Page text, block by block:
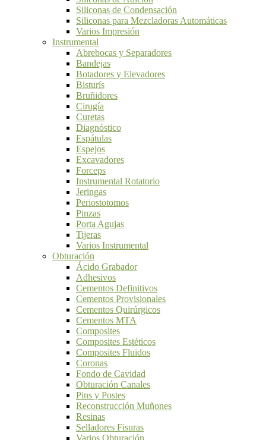
Siliconas de Condensación
Siliconas para Mezcladoras Automáticas
Varios Impresión
Instrumental
Abrebocas y Separadores
Bandejas
Botadores y Elevadores
Bisturís
Bruñidores
Cirugía
Curetas
Diagnóstico
Espátulas
Espejos
Excavadores
Forceps
Instrumental Rotatorio
Jeringas
Periostotomos
Pinzas
Porta Agujas
Tijeras
Varios Instrumental
Obturación
Ácido Grabador
Adhesivos
Cementos Definitivos
Cementos Provisionales
Cementos Quirúrgicos
Cementos MTA
Composites
Composites Estéticos
Composites Fluidos
Coronas
Fondo de Cavidad
Obturación Canales
Pins y Postes
Reconstrucción Muñones
Resinas
Selladores Fisuras
Varios Obturación